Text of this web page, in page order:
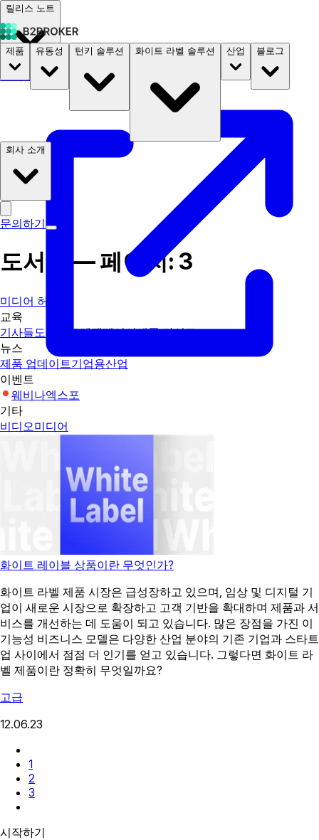
릴리스 노트
문서 요금B2STORE
제품 유동성 턴키 솔루션 화이트 라벨 솔루션 산업 블로그
회사 소개
문의하기
도서관 — 페이지: 3
미디어 허브
교육
기사들도서관 프레젠테이션제품 가이드
뉴스
제품 업데이트기업용산업
이벤트
웨비나엑스포
기타
비디오미디어
화이트 레이블 상품이란 무엇인가?
화이트 라벨 제품 시장은 급성장하고 있으며, 임상 및 디지털 기
업이 새로운 시장으로 확장하고 고객 기반을 확대하며 제품과 서
비스를 개선하는 데 도움이 되고 있습니다. 많은 장점을 가진 이
기능성 비즈니스 모델은 다양한 산업 분야의 기존 기업과 스타트
업 사이에서 점점 더 인기를 얻고 있습니다. 그렇다면 화이트 라
벨 제품이란 정확히 무엇일까요?
고급
12.06.23
1
2
3
시작하기